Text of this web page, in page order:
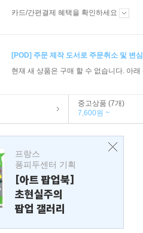
카드/간편결제 혜택을 확인하세요
[POD] 주문 제작 도서로 주문취소 및 변
현재 새 상품은 구매 할 수 없습니다. 아
중고상품 (7개)
7,600원 ~
프랑스
퐁피두센터 기획
[아트 팝업북]
초현실주의
팝업 갤러리